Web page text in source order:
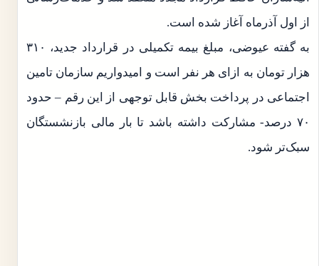
از اول آذرماه آغاز شده است.
به گفته عیوضی، مبلغ بیمه تکمیلی در قرارداد جدید، ۳۱۰
هزار تومان به ازای هر نفر است و امیدواریم سازمان تامین
اجتماعی در پرداخت بخش قابل توجهی از این رقم – حدود
۷۰ درصد- مشارکت داشته باشد تا بار مالی بازنشستگان
سبک‌تر شود.